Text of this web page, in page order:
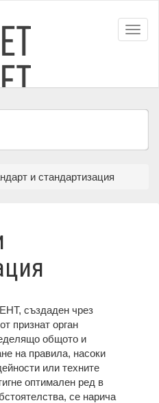
и стандартизация
създаден чрез
признат орган
общото и
на правила, насоки
или техните
оптимален ред в
се нарича